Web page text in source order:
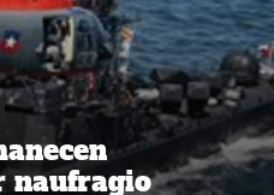
naufragio